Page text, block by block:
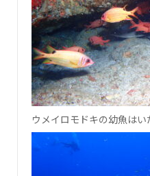
ウメイロモドキの幼魚は